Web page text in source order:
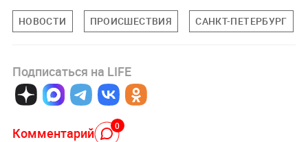
НОВОСТИ ПРОИСШЕСТВИЯ САНКТ-ПЕТЕРБУРГ
Подписаться на LIFE
Комментарий 0